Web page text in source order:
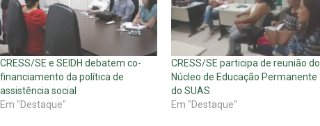
CRESS/SE e SEIDH debatem co-
financiamento da política de
assistência social
Em "Destaque"
CRESS/SE participa de reunião do
Núcleo de Educação Permanente
do SUAS
Em "Destaque"